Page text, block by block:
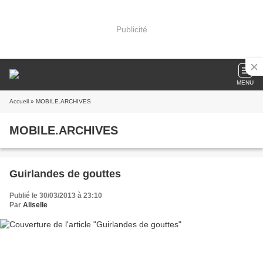
Publicité
MENU
Accueil » MOBILE.ARCHIVES
MOBILE.ARCHIVES
Guirlandes de gouttes
Publié le 30/03/2013 à 23:10
Par Aliselle